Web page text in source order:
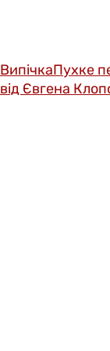
ВипічкаПухке
від Євгена